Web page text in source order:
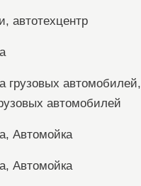
автотехцентр
грузовых автомобилей,
автомобилей
Автомойка
Автомойка